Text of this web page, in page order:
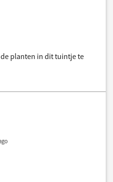
planten in dit tuintje te